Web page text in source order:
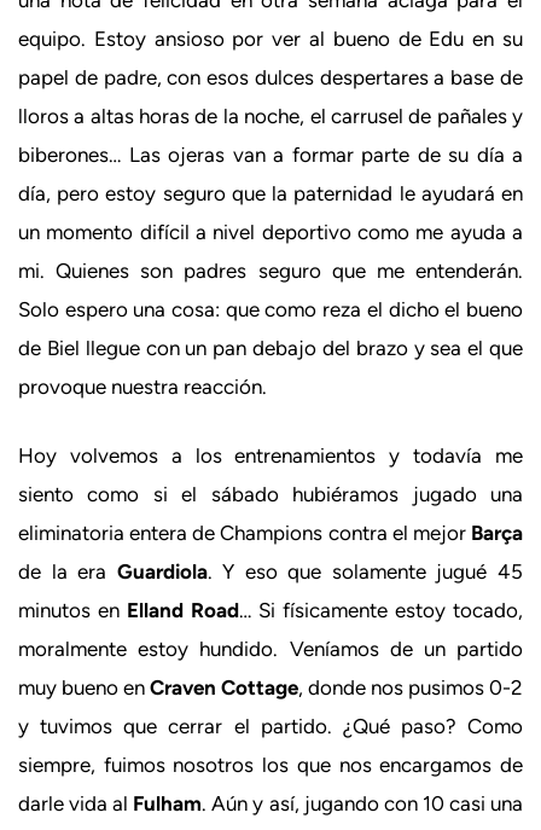
equipo. Estoy ansioso por ver al bueno de Edu en su
papel de padre, con esos dulces despertares a base de
lloros a altas horas de la noche, el carrusel de pañales y
biberones… Las ojeras van a formar parte de su día a
día, pero estoy seguro que la paternidad le ayudará en
un momento difícil a nivel deportivo como me ayuda a
mi. Quienes son padres seguro que me entenderán.
Solo espero una cosa: que como reza el dicho el bueno
de Biel llegue con un pan debajo del brazo y sea el que
provoque nuestra reacción.
Hoy volvemos a los entrenamientos y todavía me
siento como si el sábado hubiéramos jugado una
eliminatoria entera de Champions contra el mejor Barça
de la era Guardiola. Y eso que solamente jugué 45
minutos en Elland Road… Si físicamente estoy tocado,
moralmente estoy hundido. Veníamos de un partido
muy bueno en Craven Cottage, donde nos pusimos 0-2
y tuvimos que cerrar el partido. ¿Qué paso? Como
siempre, fuimos nosotros los que nos encargamos de
darle vida al Fulham. Aún y así, jugando con 10 casi una